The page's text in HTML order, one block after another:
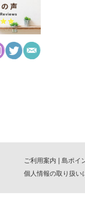
ご利用案内 | 島ポイ
個人情報の取り扱い